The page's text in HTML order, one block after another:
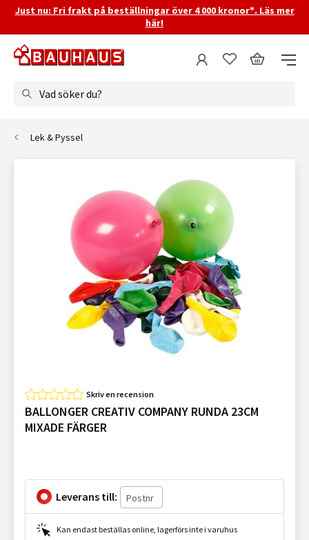
Just nu: Fri frakt på beställningar över 4 000 kronor*. Läs mer
här!
Vad söker du?
Lek & Pyssel
Skriv en recension
BALLONGER CREATIV COMPANY RUNDA 23CM
MIXADE FÄRGER
Leverans till:
Kan endast beställas online, lagerförs inte i varuhus